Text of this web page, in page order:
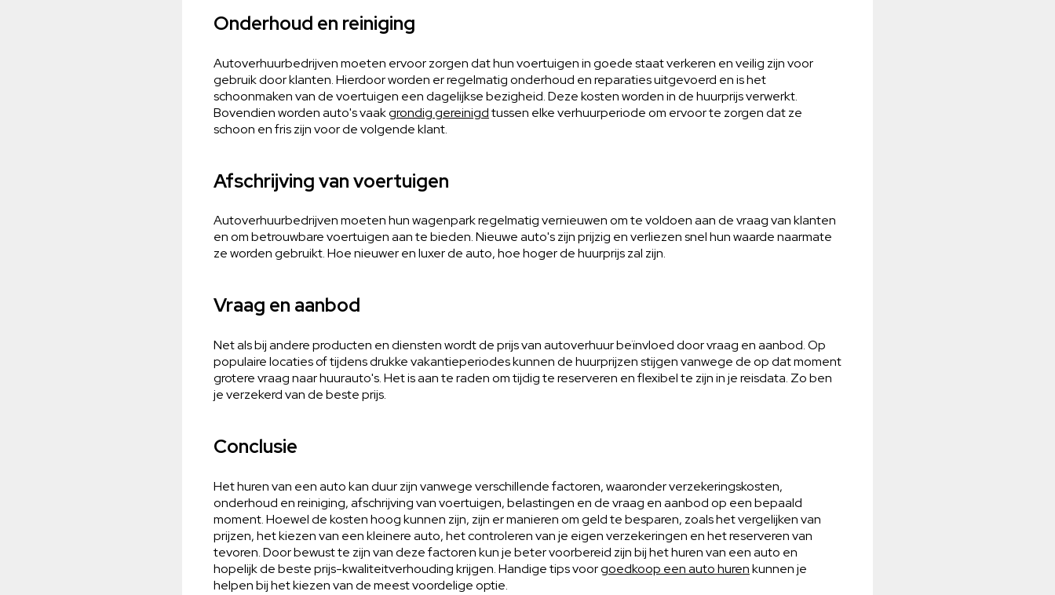
Onderhoud en reiniging
Autoverhuurbedrijven moeten ervoor zorgen dat hun voertuigen in goede staat verkeren en veilig zijn voor
gebruik door klanten. Hierdoor worden er regelmatig onderhoud en reparaties uitgevoerd en is het
schoonmaken van de voertuigen een dagelijkse bezigheid. Deze kosten worden in de huurprijs verwerkt.
Bovendien worden auto's vaakgrondig gereinigdtussen elke verhuurperiode om ervoor te zorgen dat ze
schoon en fris zijn voor de volgende klant.
Afschrijving van voertuigen
Autoverhuurbedrijven moeten hun wagenpark regelmatig vernieuwen om te voldoen aan de vraag van klanten
en om betrouwbare voertuigen aan te bieden. Nieuwe auto's zijn prijzig en verliezen snel hun waarde naarmate
ze worden gebruikt. Hoe nieuwer en luxer de auto, hoe hoger de huurprijs zal zijn.
Vraag en aanbod
Net als bij andere producten en diensten wordt de prijs van autoverhuur beïnvloed door vraag en aanbod. Op
populaire locaties of tijdens drukke vakantieperiodes kunnen de huurprijzen stijgen vanwege de op dat moment
grotere vraag naar huurauto's. Het is aan te raden om tijdig te reserveren en flexibel te zijn in je reisdata. Zo ben
je verzekerd van de beste prijs.
Conclusie
Het huren van een auto kan duur zijn vanwege verschillende factoren, waaronder verzekeringskosten,
onderhoud en reiniging, afschrijving van voertuigen, belastingen en de vraag en aanbod op een bepaald
moment. Hoewel de kosten hoog kunnen zijn, zijn er manieren om geld te besparen, zoals het vergelijken van
prijzen, het kiezen van een kleinere auto, het controleren van je eigen verzekeringen en het reserveren van
tevoren. Door bewust te zijn van deze factoren kun je beter voorbereid zijn bij het huren van een auto en
hopelijk de beste prijs-kwaliteitverhouding krijgen. Handige tips voorgoedkoop een auto hurenkunnen je
helpen bij het kiezen van de meest voordelige optie.